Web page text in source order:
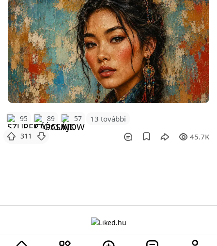
95 89 57 13 további
311 45.7K
A projektről Adatvédelem Szabályzat